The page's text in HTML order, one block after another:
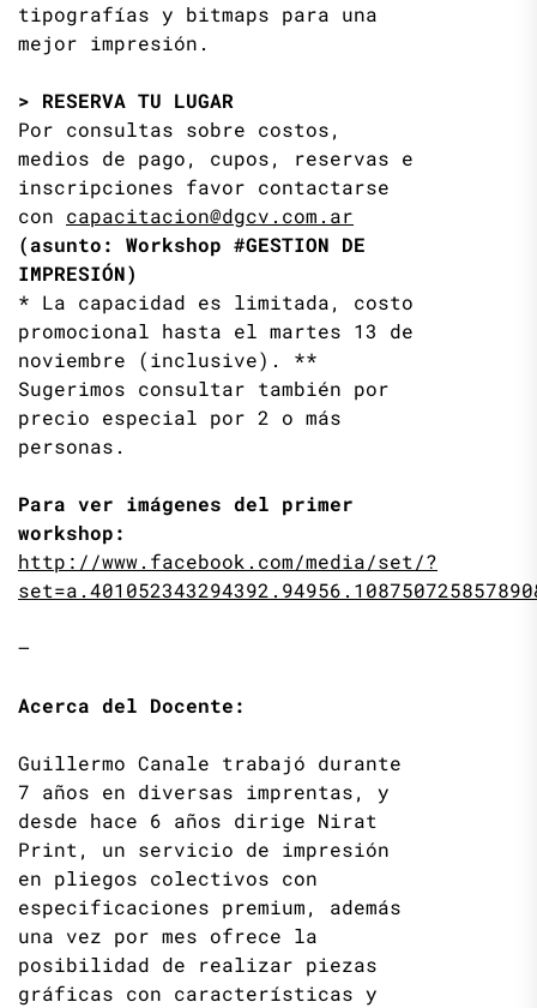
tipografías y bitmaps para una
mejor impresión.
> RESERVA TU LUGAR
Por consultas sobre costos,
medios de pago, cupos, reservas e
inscripciones favor contactarse
con capacitacion@dgcv.com.ar
(asunto: Workshop #GESTION DE
IMPRESIÓN)
* La capacidad es limitada, costo
promocional hasta el martes 13 de
noviembre (inclusive). **
Sugerimos consultar también por
precio especial por 2 o más
personas.
Para ver imágenes del primer
workshop:
http://www.facebook.com/media/set/?
—
Acerca del Docente:
Guillermo Canale trabajó durante
7 años en diversas imprentas, y
desde hace 6 años dirige Nirat
Print, un servicio de impresión
en pliegos colectivos con
especificaciones premium, además
una vez por mes ofrece la
posibilidad de realizar piezas
gráficas con características y